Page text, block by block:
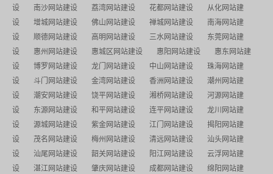
设
南沙网站建设 荔湾网站建设 花都网站建设
从化网站建
设
增城网站建设 佛山网站建设 禅城网站建设
南海网站建
设
顺德网站建设 高明网站建设 三水网站建设
东莞网站建
设
惠州网站建设 惠城区网站建设 惠阳网站建设
惠东网站建
设
博罗网站建设 龙门网站建设 中山网站建设
珠海网站建
设
斗门网站建设 金湾网站建设 香洲网站建设
潮州网站建
设
潮安网站建设 饶平网站建设 湘桥网站建设
河源网站建
设
东源网站建设 和平网站建设 连平网站建设
龙川网站建
设
源城网站建设 紫金网站建设 江门网站建设
揭阳网站建
设
茂名网站建设 梅州网站建设 清远网站建设
汕头网站建
设
汕尾网站建设 韶关网站建设 阳江网站建设
云浮网站建
设
湛江网站建设 肇庆网站建设 成都网站建设 绵阳网站建